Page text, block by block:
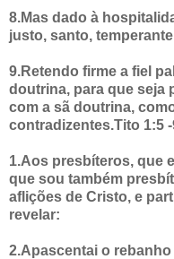
8.Mas dado à
justo, santo,
9.Retendo firme a fiel
doutrina, para que seja
com a sã doutrina,
contradizentes.Tito 1:5
1.Aos presbíteros, que
que sou também
aflições de Cristo, e
revelar:
2.Apascentai o